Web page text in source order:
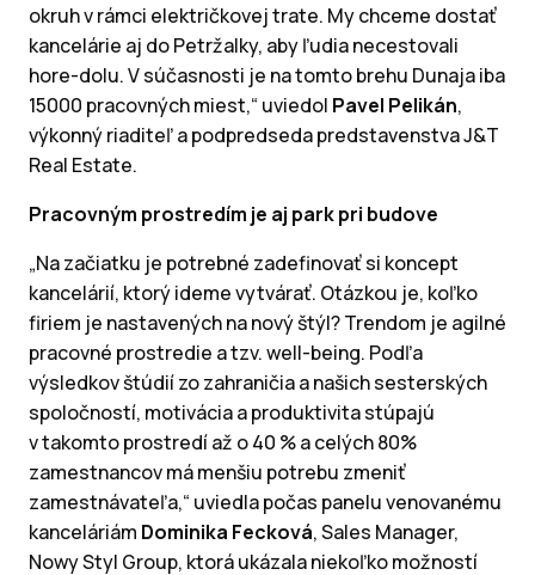
okruh v rámci električkovej trate. My chceme dostať
kancelárie aj do Petržalky, aby ľudia necestovali
hore-dolu. V súčasnosti je na tomto brehu Dunaja iba
15000 pracovných miest,“ uviedol Pavel Pelikán,
výkonný riaditeľ a podpredseda predstavenstva J&T
Real Estate.
Pracovným prostredím je aj park pri budove
„Na začiatku je potrebné zadefinovať si koncept
kancelárií, ktorý ideme vytvárať. Otázkou je, koľko
firiem je nastavených na nový štýl? Trendom je agilné
pracovné prostredie a tzv. well-being. Podľa
výsledkov štúdií zo zahraničia a našich sesterských
spoločností, motivácia a produktivita stúpajú
v takomto prostredí až o 40 % a celých 80%
zamestnancov má menšiu potrebu zmeniť
zamestnávateľa,“ uviedla počas panelu venovanému
kanceláriám Dominika Fecková, Sales Manager,
Nowy Styl Group, ktorá ukázala niekoľko možností